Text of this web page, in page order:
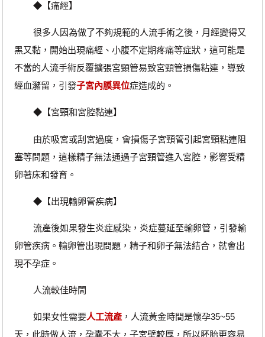
◆【痛經】
很多人因為做了不夠規範的人流手術之後，月經變得又
黑又黏，開始出現痛經、小腹不定期疼痛等症狀，這可能是
不當的人流手術反覆擴張宮頸管易致宮頸管損傷粘連，導致
經血瀦留，引發子宮內膜異位症造成的。
◆【宮頸和宮腔黏連】
由於吸宮或刮宮過度，會損傷子宮頸管引起宮頸粘連阻
塞等問題，這樣精子無法通過子宮頸管進入宮腔，影響受精
卵著床和發育。
◆【出現輸卵管疾病】
流產後如果發生炎症感染，炎症蔓延至輸卵管，引發輸
卵管疾病。輸卵管出現問題，精子和卵子無法結合，就會出
現不孕症。
人流較佳時間
如果女性需要人工流產，人流黃金時間是懷孕35~55
天，此時做人流，孕囊不大，子宮壁較厚，所以胚胎更容易